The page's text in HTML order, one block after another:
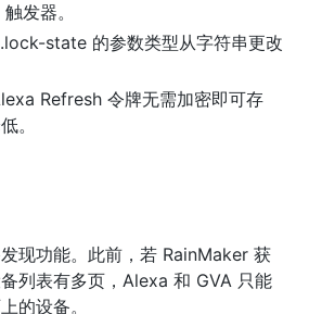
发器。
state 的参数类型从字符串更改
Refresh 令牌无需加密即可存
。
现功能。此前，若 RainMaker 获
列表有多页，Alexa 和 GVA 只能
的设备。